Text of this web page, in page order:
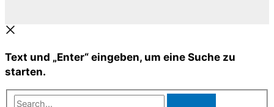
Text und „Enter“ eingeben, um eine Suche zu
starten.
Search...